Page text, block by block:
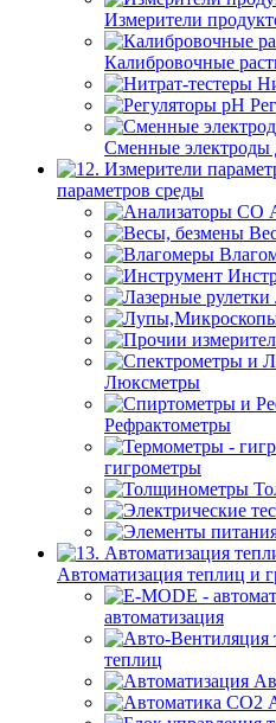
Измерители
Калибровочные
Сменные электроды
параметров среды
Люксметры
Рефрактометры
гигрометры
Автоматизация теплиц и
автоматизация
теплиц